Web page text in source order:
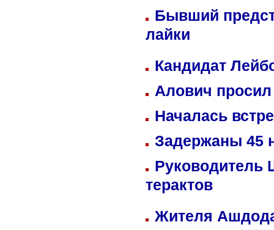
Бывший
лайки
Кандидат
Алович просил
Началась
Задержаны 45
Руководитель
терактов
Жителя